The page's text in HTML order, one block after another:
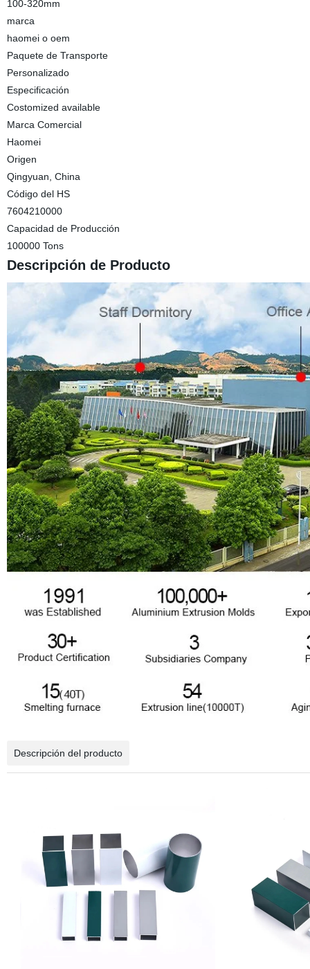
100-320mm
marca
haomei o oem
Paquete de Transporte
Personalizado
Especificación
Costomized available
Marca Comercial
Haomei
Origen
Qingyuan, China
Código del HS
7604210000
Capacidad de Producción
100000 Tons
Descripción de Producto
Descripción del producto